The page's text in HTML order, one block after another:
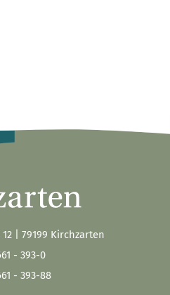
| 79199 Kirchzarten
- 393-0
- 393-88